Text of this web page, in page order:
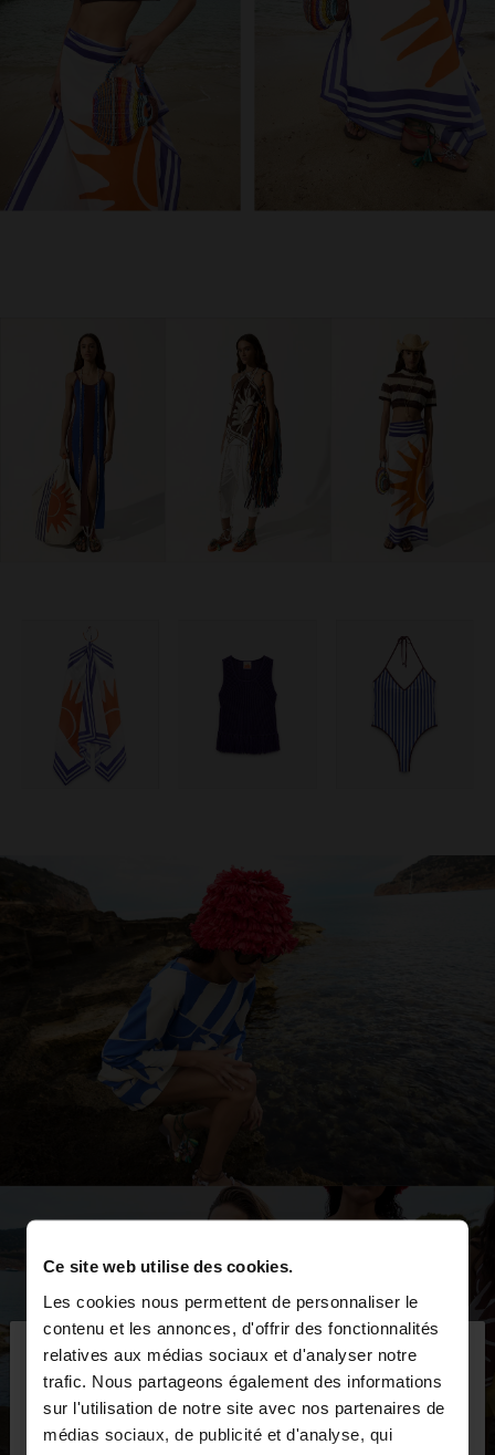
Ce site web utilise des cookies.
Les cookies nous permettent de personnaliser le
contenu et les annonces, d'offrir des fonctionnalités
relatives aux médias sociaux et d'analyser notre
trafic. Nous partageons également des informations
sur l'utilisation de notre site avec nos partenaires de
médias sociaux, de publicité et d'analyse, qui
bonjour ×
Vous accédez au site depuis Belgique. Voulez-vous
parcourir notre site au United States?